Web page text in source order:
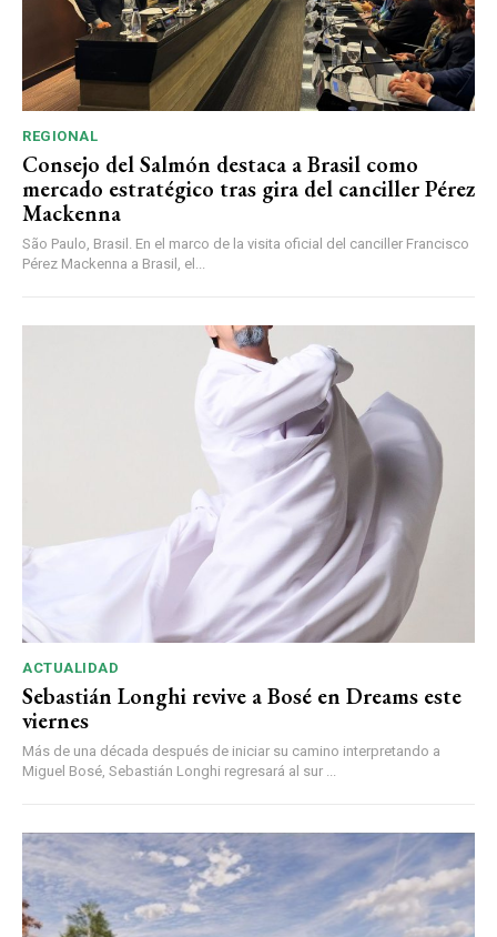
REGIONAL
Consejo del Salmón destaca a Brasil como
mercado estratégico tras gira del canciller Pérez
Mackenna
São Paulo, Brasil. En el marco de la visita oficial del canciller Francisco
Pérez Mackenna a Brasil, el...
ACTUALIDAD
Sebastián Longhi revive a Bosé en Dreams este
viernes
Más de una década después de iniciar su camino interpretando a
Miguel Bosé, Sebastián Longhi regresará al sur ...